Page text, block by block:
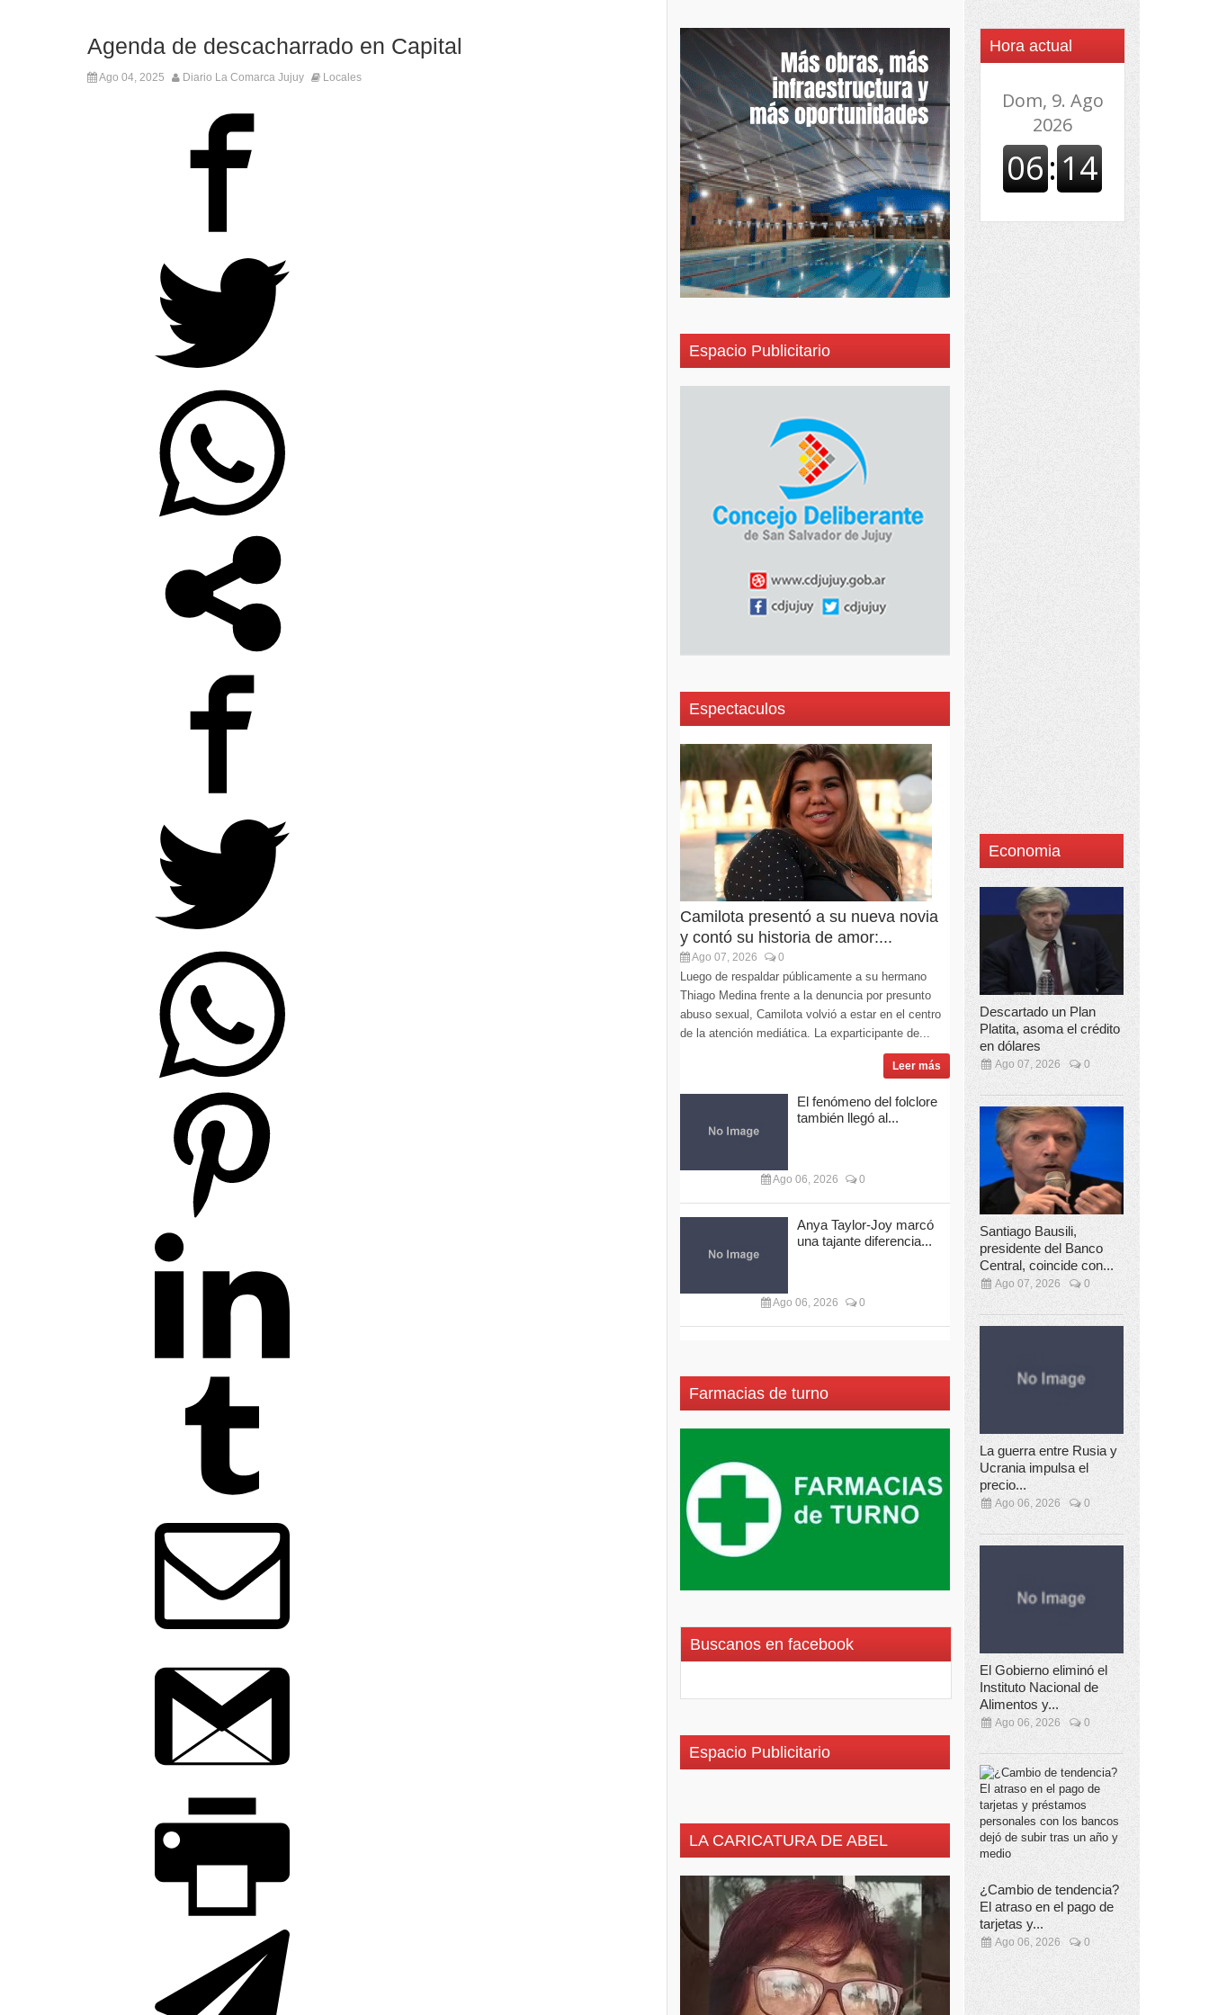
Agenda de descacharrado en Capital
Ago 04, 2025 Diario La Comarca Jujuy Locales
Espacio Publicitario
Espectaculos
Camilota presentó a su nueva novia
y contó su historia de amor:...
Ago 07, 2026 0
Luego de respaldar públicamente a su hermano
Thiago Medina frente a la denuncia por presunto
abuso sexual, Camilota volvió a estar en el centro
de la atención mediática. La exparticipante de...
Leer más
El fenómeno del folclore
también llegó al...
Ago 06, 2026 0
Anya Taylor-Joy marcó
una tajante diferencia...
Ago 06, 2026 0
Farmacias de turno
Buscanos en facebook
Espacio Publicitario
LA CARICATURA DE ABEL
Hora actual
Economia
Descartado un Plan
Platita, asoma el crédito
en dólares
Ago 07, 2026 0
Santiago Bausili,
presidente del Banco
Central, coincide con...
Ago 07, 2026 0
La guerra entre Rusia y
Ucrania impulsa el
precio...
Ago 06, 2026 0
El Gobierno eliminó el
Instituto Nacional de
Alimentos y...
Ago 06, 2026 0
¿Cambio de tendencia?
El atraso en el pago de
tarjetas y...
Ago 06, 2026 0